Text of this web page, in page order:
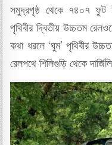
সমুদ্রপৃষ্ঠ থেকে ৭৪০৭ ফুট
পৃথিবীর দ্বিতীয় উচ্চতম
কথা ধরলে ‘ঘুম’ পৃথিবীর
রেলপথে শিলিগুড়ি থেকে